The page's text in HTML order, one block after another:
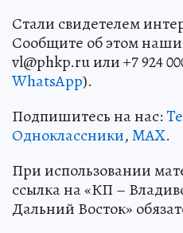
Стали свидетелем
Сообщите об этом
vl@phkp.ru или +7 924
WhatsApp).
Подпишитесь на нас:
Одноклассники,MAX.
При использовании
ссылка на «КП –
Дальний Восток»